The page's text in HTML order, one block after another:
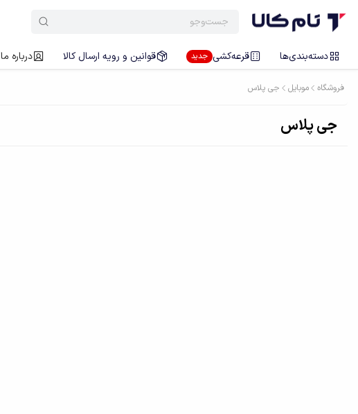
دسته‌بندی‌ها قرعه‌کشی جدید قوانین و رویه ارسال کالا درباره ما
جی پلاس موبایل فروشگاه
جی پلاس